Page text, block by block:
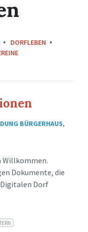
DORFLEBEN
BÜRGERHAUS,
Willkommen.
Dokumente, die
Dorf